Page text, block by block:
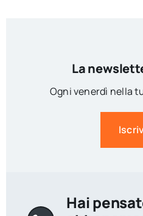
La
Ogni venerdì nella
Hai